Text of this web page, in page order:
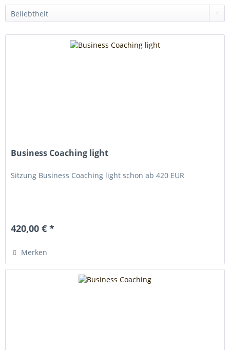
Business Coaching light
Sitzung Business Coaching light schon ab 420 EUR
420,00 € *
Merken